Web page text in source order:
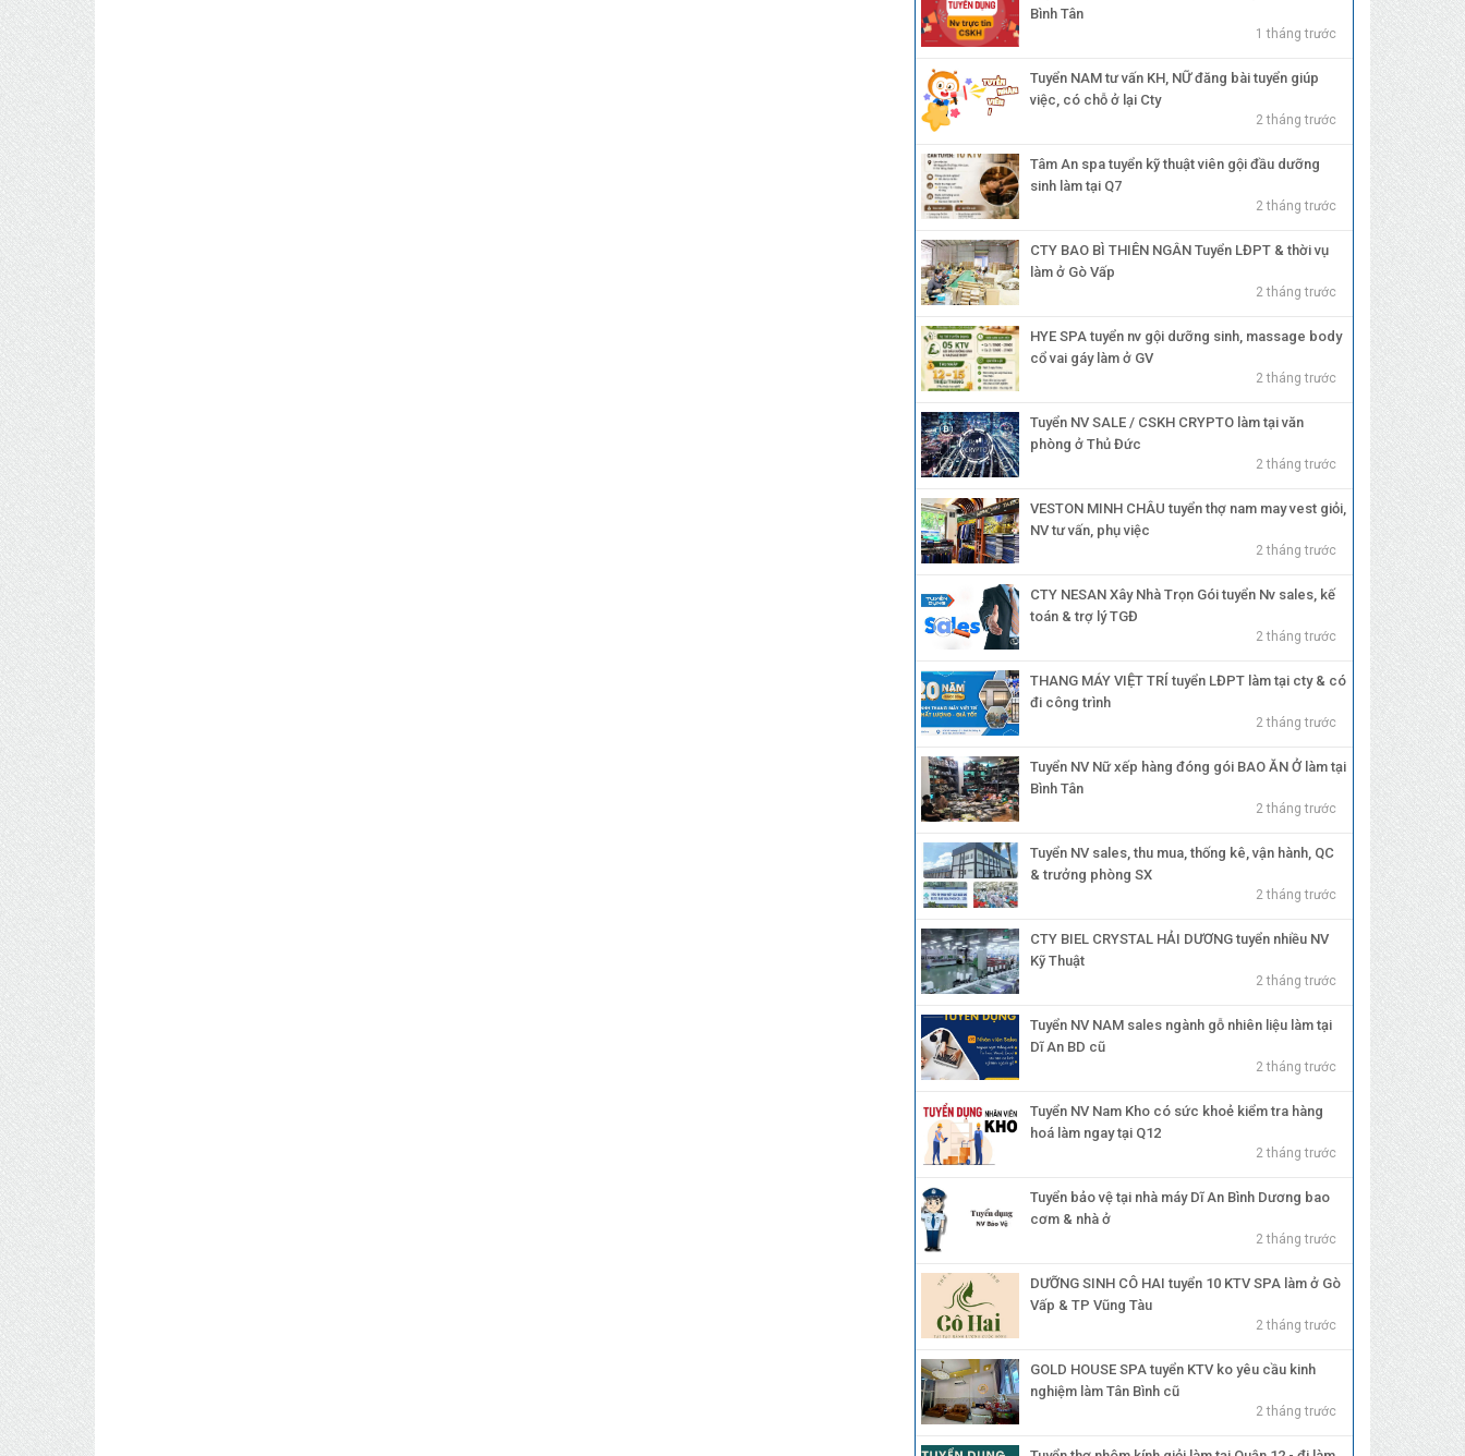
Bình Tân
1 tháng trước
Tuyển NAM tư vấn KH, NỮ đăng bài tuyển giúp
việc, có chỗ ở lại Cty
2 tháng trước
Tâm An spa tuyển kỹ thuật viên gội đầu dưỡng
sinh làm tại Q7
2 tháng trước
CTY BAO BÌ THIÊN NGÂN Tuyển LĐPT & thời vụ
làm ở Gò Vấp
2 tháng trước
HYE SPA tuyển nv gội dưỡng sinh, massage body
cổ vai gáy làm ở GV
2 tháng trước
Tuyển NV SALE / CSKH CRYPTO làm tại văn
phòng ở Thủ Đức
2 tháng trước
VESTON MINH CHÂU tuyển thợ nam may vest giỏi,
NV tư vấn, phụ việc
2 tháng trước
CTY NESAN Xây Nhà Trọn Gói tuyển Nv sales, kế
toán & trợ lý TGĐ
2 tháng trước
THANG MÁY VIỆT TRÍ tuyển LĐPT làm tại cty & có
đi công trình
2 tháng trước
Tuyển NV Nữ xếp hàng đóng gói BAO ĂN Ở làm tại
Bình Tân
2 tháng trước
Tuyển NV sales, thu mua, thống kê, vận hành, QC
& trưởng phòng SX
2 tháng trước
CTY BIEL CRYSTAL HẢI DƯƠNG tuyển nhiều NV
Kỹ Thuật
2 tháng trước
Tuyển NV NAM sales ngành gỗ nhiên liệu làm tại
Dĩ An BD cũ
2 tháng trước
Tuyển NV Nam Kho có sức khoẻ kiểm tra hàng
hoá làm ngay tại Q12
2 tháng trước
Tuyển bảo vệ tại nhà máy Dĩ An Bình Dương bao
cơm & nhà ở
2 tháng trước
DƯỠNG SINH CÔ HAI tuyển 10 KTV SPA làm ở Gò
Vấp & TP Vũng Tàu
2 tháng trước
GOLD HOUSE SPA tuyển KTV ko yêu cầu kinh
nghiệm làm Tân Bình cũ
2 tháng trước